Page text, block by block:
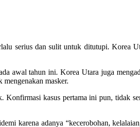
serius dan sulit untuk ditutupi. Korea
awal tahun ini. Korea Utara juga
masker.
Konfirmasi kasus pertama ini pun, tidak
karena adanya “kecerobohan,